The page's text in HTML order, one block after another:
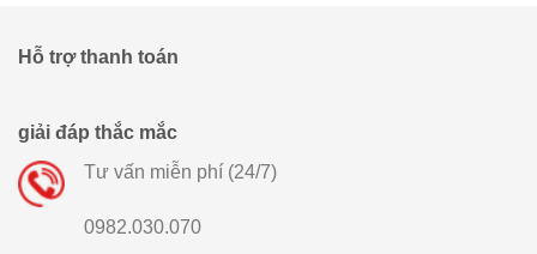
Hỗ trợ thanh toán
giải đáp thắc mắc
Tư vấn miễn phí (24/7)
0982.030.070